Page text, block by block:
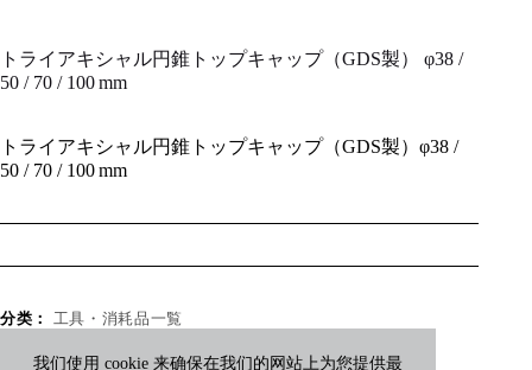
我们使用 cookie 来确保在我们的网站上为您提供最
トライアキシャル円錐トップキャップ（GDS製） φ38 /
50 / 70 / 100 mm
トライアキシャル円錐トップキャップ（GDS製）φ38 /
50 / 70 / 100 mm
分类： 工具・消耗品一覧